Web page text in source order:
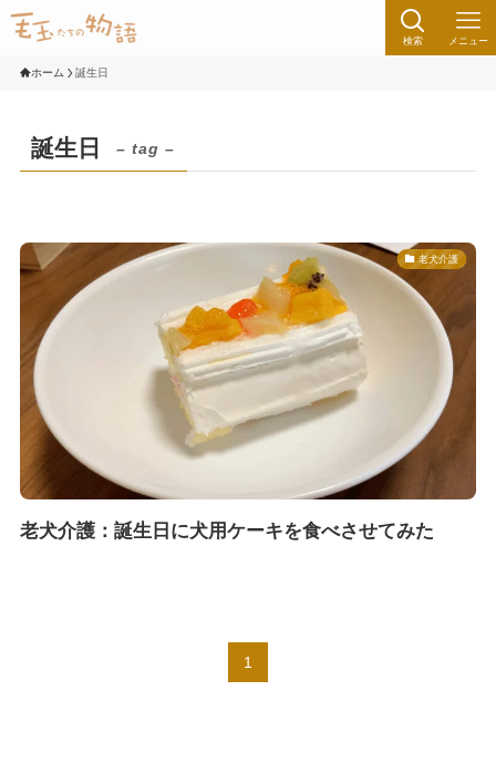
検索 メニュー
ホーム 誕生日
誕生日 – tag –
老犬介護
老犬介護：誕生日に犬用ケーキを食べさせてみた
1